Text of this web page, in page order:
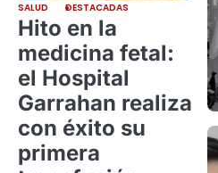
SALUD DESTACADAS
Hito en la
medicina fetal:
el Hospital
Garrahan realiza
con éxito su
primera